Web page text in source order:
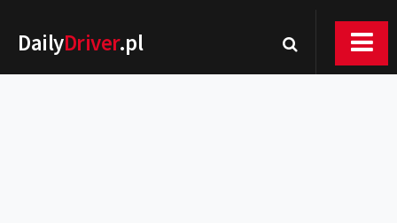
DailyDriver.pl